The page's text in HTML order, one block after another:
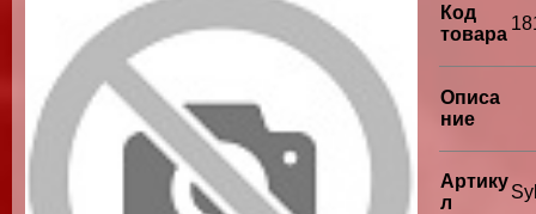
Код
товара
Описа
ние
Артику
л